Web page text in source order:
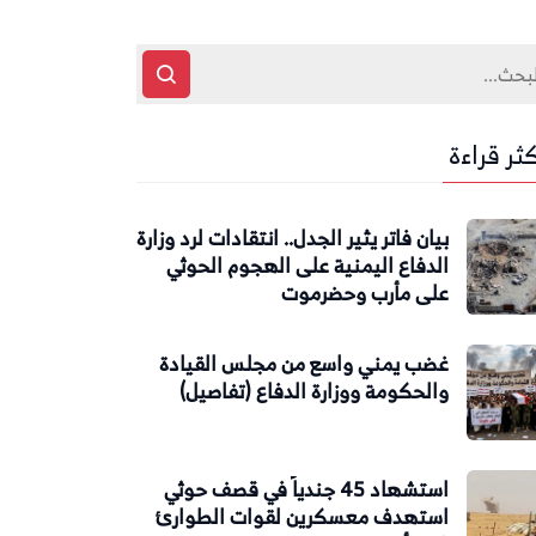
قراءة
بيان فاتر يثير الجدل.. انتقادات لرد وزارة
الدفاع اليمنية على الهجوم الحوثي
على مأرب وحضرموت
غضب يمني واسع من مجلس القيادة
والحكومة ووزارة الدفاع (تفاصيل)
استشهاد 45 جندياً في قصف حوثي
استهدف معسكرين لقوات الطوارئ